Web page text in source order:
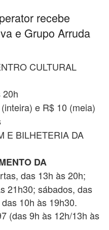
recebe
e Grupo Arruda
CULTURAL
20h
e R$ 10 (meia)
E BILHETERIA DA
DA
das 13h às 20h;
21h30; sábados, das
10h às 19h30.
(das 9h às 12h/13h às